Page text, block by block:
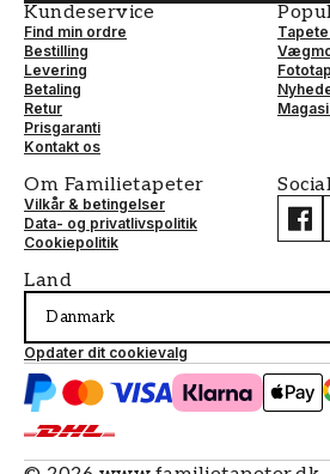
Kundeservice
Find min ordre
Bestilling
Levering
Betaling
Retur
Prisgaranti
Kontakt os
Om Familietapeter
Vilkår & betingelser
Data- og privatlivspolitik
Cookiepolitik
Land
Danmark
Opdater dit cookievalg